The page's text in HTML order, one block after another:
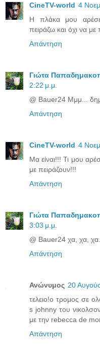
CineTV-world 4
Η πλάκα μου
πειράζω και όχι να με
Απάντηση
Γιώτα
2:22 μ.μ.
@ Bauer24 Μμμ...
Απάντηση
CineTV-world 4
Μα είναι!!! Τι μου
με πειράζουν!!!
Απάντηση
Γιώτα
3:03 μ.μ.
@ Bauer24 χα, χα, χα...
Απάντηση
Ανώνυμος 20
τελειο!ο τρομος σε
s johnny του
με την rebecca de
Απάντηση